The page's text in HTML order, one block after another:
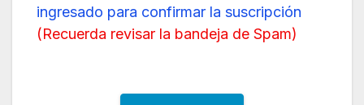
ingresado para confirmar la suscripción
(Recuerda revisar la bandeja de Spam)